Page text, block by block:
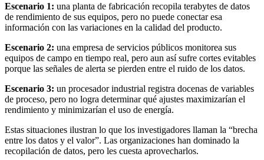
Escenario 1: una planta de fabricación recopila terabytes de datos
de rendimiento de sus equipos, pero no puede conectar esa
información con las variaciones en la calidad del producto.
Escenario 2: una empresa de servicios públicos monitorea sus
equipos de campo en tiempo real, pero aun así sufre cortes evitables
porque las señales de alerta se pierden entre el ruido de los datos.
Escenario 3: un procesador industrial registra docenas de variables
de proceso, pero no logra determinar qué ajustes maximizarían el
rendimiento y minimizarían el uso de energía.
Estas situaciones ilustran lo que los investigadores llaman la “brecha
entre los datos y el valor”. Las organizaciones han dominado la
recopilación de datos, pero les cuesta aprovecharlos.